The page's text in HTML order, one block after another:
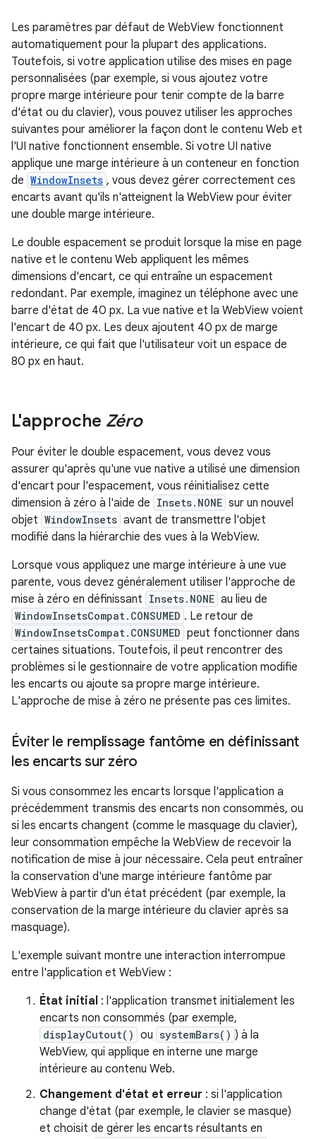
Les paramètres par défaut de WebView fonctionnent
automatiquement pour la plupart des applications.
Toutefois, si votre application utilise des mises en page
personnalisées (par exemple, si vous ajoutez votre
propre marge intérieure pour tenir compte de la barre
d'état ou du clavier), vous pouvez utiliser les approches
suivantes pour améliorer la façon dont le contenu Web et
l'UI native fonctionnent ensemble. Si votre UI native
applique une marge intérieure à un conteneur en fonction
de WindowInsets , vous devez gérer correctement ces
encarts avant qu'ils n'atteignent la WebView pour éviter
une double marge intérieure.
Le double espacement se produit lorsque la mise en page
native et le contenu Web appliquent les mêmes
dimensions d'encart, ce qui entraîne un espacement
redondant. Par exemple, imaginez un téléphone avec une
barre d'état de 40 px. La vue native et la WebView voient
l'encart de 40 px. Les deux ajoutent 40 px de marge
intérieure, ce qui fait que l'utilisateur voit un espace de
80 px en haut.
L'approche Zéro
Pour éviter le double espacement, vous devez vous
assurer qu'après qu'une vue native a utilisé une dimension
d'encart pour l'espacement, vous réinitialisez cette
dimension à zéro à l'aide de Insets.NONE sur un nouvel
objet WindowInsets avant de transmettre l'objet
modifié dans la hiérarchie des vues à la WebView.
Lorsque vous appliquez une marge intérieure à une vue
parente, vous devez généralement utiliser l'approche de
mise à zéro en définissant Insets.NONE au lieu de
WindowInsetsCompat.CONSUMED . Le retour de
WindowInsetsCompat.CONSUMED peut fonctionner dans
certaines situations. Toutefois, il peut rencontrer des
problèmes si le gestionnaire de votre application modifie
les encarts ou ajoute sa propre marge intérieure.
L'approche de mise à zéro ne présente pas ces limites.
Éviter le remplissage fantôme en définissant
les encarts sur zéro
Si vous consommez les encarts lorsque l'application a
précédemment transmis des encarts non consommés, ou
si les encarts changent (comme le masquage du clavier),
leur consommation empêche la WebView de recevoir la
notification de mise à jour nécessaire. Cela peut entraîner
la conservation d'une marge intérieure fantôme par
WebView à partir d'un état précédent (par exemple, la
conservation de la marge intérieure du clavier après sa
masquage).
L'exemple suivant montre une interaction interrompue
entre l'application et WebView :
État initial : l'application transmet initialement les
encarts non consommés (par exemple,
displayCutout() ou systemBars() ) à la
WebView, qui applique en interne une marge
intérieure au contenu Web.
Changement d'état et erreur : si l'application
change d'état (par exemple, le clavier se masque)
et choisit de gérer les encarts résultants en